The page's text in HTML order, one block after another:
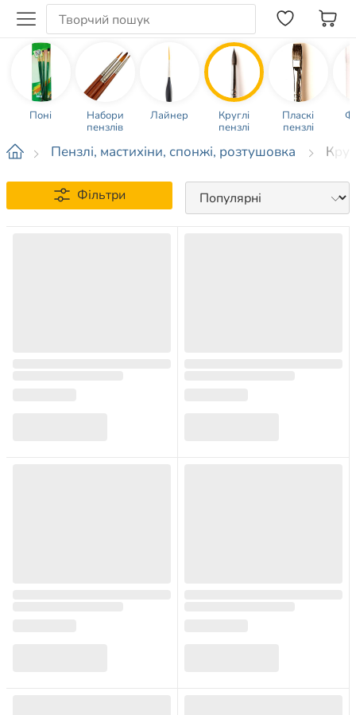
Поні
Набори
пензлів
Лайнер
Круглі
пензлі
Пласкі
пензлі
Пензлі, мастихіни, спонжі, розтушовка
Фільтри